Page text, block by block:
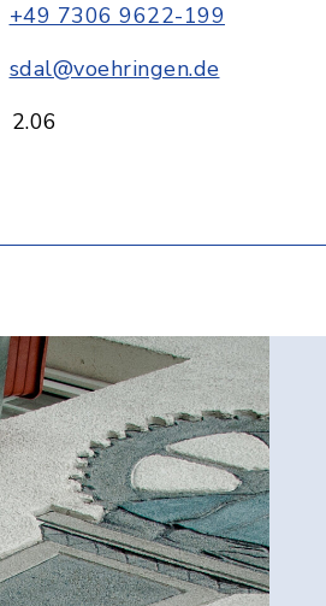
+49 7306 9622-199
sdal@voehringen.de
2.06